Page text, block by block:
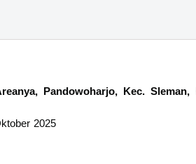
Pandowoharjo, Kec. Sleman,
2025